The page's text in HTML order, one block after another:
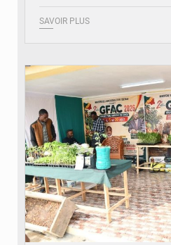
SAVOIR PLUS